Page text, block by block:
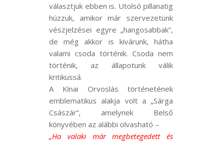
választjuk ebben is. Utolsó pillanatig
húzzuk, amikor már szervezetünk
vészjelzései egyre „hangosabbak”,
de még akkor is kivárunk, hátha
valami csoda történik. Csoda nem
történik, az állapotunk válik
kritikussá.
A Kínai Orvoslás történetének
emblematikus alakja volt a „Sárga
Császár”, amelynek Belső
könyvében az alábbi olvasható –
„Ha valaki már megbetegedett és